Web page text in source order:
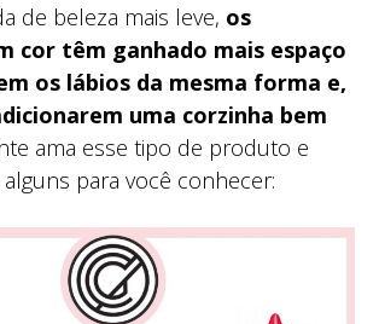
de beleza mais leve, os
cor têm ganhado mais espaço
os lábios da mesma forma e,
uma corzinha bem
ama esse tipo de produto e
para você conhecer: